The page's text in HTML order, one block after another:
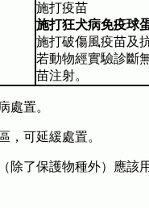
施打疫苗
施打狂犬病免疫球
施打破傷風疫苗及
若動物經實驗診斷
苗注射。
處置。
，可延緩處置。
了保護物種外）應該